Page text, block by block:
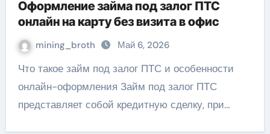
Оформление займа под залог ПТС
онлайн на карту без визита в офис
mining_broth Май 6, 2026
Что такое займ под залог ПТС и особенности
онлайн-оформления Займ под залог ПТС
представляет собой кредитную сделку, при…